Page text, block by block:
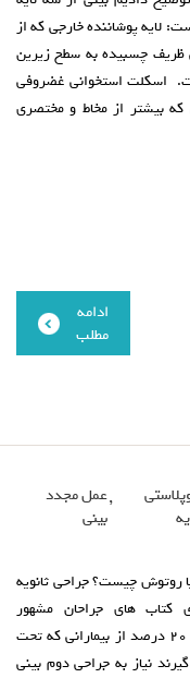
لایه پوشاننده خارجی که از
ظریف چسبیده به سطح زیرین
اسکلت استخوانی غضروفی
که بیشتر از مخاط و مختصری
ادامه
مطلب
,عمل مجدد
بینی
روتوش چیست؟ جراحی ثانویه
کتاب های جراحان مشهور
آمریکایی حدود ۱۰تا ۲۰ درصد از بیمارانی که تحت
نیاز به جراحی دوم بینی